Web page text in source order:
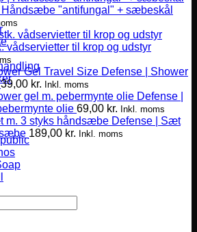
Håndsæbe "antifungal" + sæbeskål
vådservietter til krop og udstyr
Defense | Shower
39,00 kr. Inkl. moms
Defense |
olie 69,00 kr. Inkl. moms
Defense | Sæt
189,00 kr. Inkl. moms